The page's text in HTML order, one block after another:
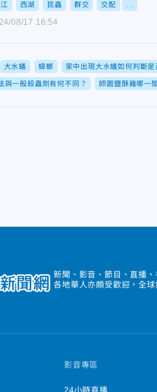
西湖 昆蟲 群交 交配
08/17 16:54
大水蟻 蟑螂 家中出現大水蟻如何判斷
與一般殺蟲劑有何不同？ 師園鹽酥雞哪一
新聞、影音、節目、直播
各地華人亦頗受歡迎，全
影音專區
24小時直播